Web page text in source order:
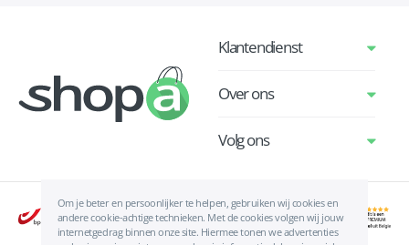
Om je beter en persoonlijker te helpen, gebruiken wij cookies en
andere cookie-achtige technieken. Met de cookies volgen wij jouw
internetgedrag binnen onze site. Hiermee tonen we advertenties
Klantendienst
Over ons
Volg ons